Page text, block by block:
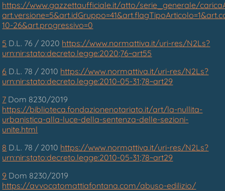
https://www.gazzettaufficiale.it/atto/serie_generale/
10-26&art.progressivo=0
5 D.L. 76 / 2020 https://www.normattiva.it/uri-res/N2Ls?
urn:nir:stato:decreto.legge:2020;76~art55
6 D.L. 78 / 2010 https://www.normattiva.it/uri-res/N2Ls?
urn:nir:stato:decreto.legge:2010-05-31;78~art29
7 Dom 8230/2019
https://biblioteca.fondazionenotariato.it/art/la-nullita-
urbanistica-alla-luce-della-sentenza-delle-sezioni-
unite.html
8 D.L. 78 / 2010 https://www.normattiva.it/uri-res/N2Ls?
urn:nir:stato:decreto.legge:2010-05-31;78~art29
9 Dom 8230/2019
https://avvocatomattiafontana.com/abuso-edilizio/